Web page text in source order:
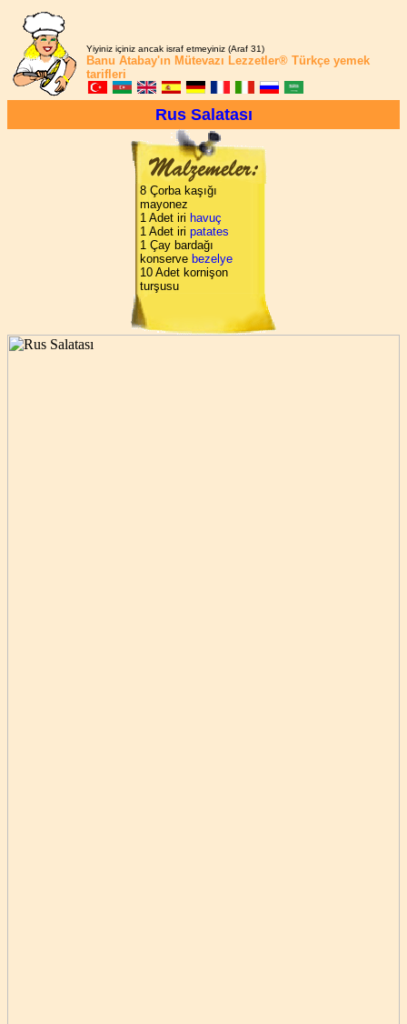
Yiyiniz içiniz ancak israf etmeyiniz (Araf 31)
Banu Atabay'ın Mütevazı Lezzetler® Türkçe yemek
tarifleri
Rus Salatası
8 Çorba kaşığı
mayonez
1 Adet iri havuç
1 Adet iri patates
1 Çay bardağı
konserve bezelye
10 Adet kornişon
turşusu